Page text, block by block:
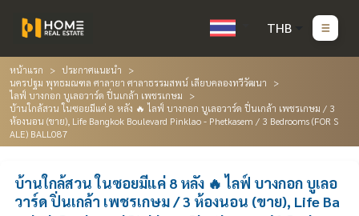
THB
หน้าแรก
ประกาศแนะนำ
นครปฐม พุทธมณฑล ศาลายา ศาลาธรรมสพน์ เลียบคลองทวีวัฒนา
ไลฟ์ บางกอก บูเลอวาร์ด ปิ่นเกล้า เพชรเกษม
บ้านใกล้สวน ในซอยมีแค่ 8 หลัง 🔥 ไลฟ์ บางกอก บูเลอวาร์ด ปิ่นเกล้า เพชรเกษม / 3
ห้องนอน (ขาย), Life Bangkok Boulevard Pinklao - Phetkasem / 3 Bedrooms (FOR S
ALE) BALL087
บ้านใกล้สวน ในซอยมีแค่ 8 หลัง 🔥 ไลฟ์ บางกอก บูเลอ
วาร์ด ปิ่นเกล้า เพชรเกษม / 3 ห้องนอน (ขาย), Life Ba